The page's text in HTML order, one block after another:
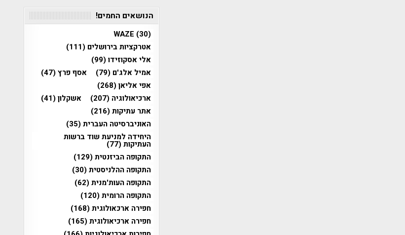
הנושאים החמים!
WAZE (30)
אטרקציות בירושלים (111)
אלי אסקוזידו(99)
אמיל אלג'ם (79) אסף פרץ(47)
אפי אליאן(268)
ארכיאולוגיה (207) אשקלון(41)
אתר עתיקות(216)
האוניברסיטה העברית(35)
היחידה למניעת שוד ברשות
העתיקות(77)
התקופה הביזנטית(129)
התקופה ההלניסטית(30)
התקופה העות'מנית(62)
התקופה הרומית(120)
חפירה ארכאולוגית(168)
חפירה ארכיאולוגית(165)